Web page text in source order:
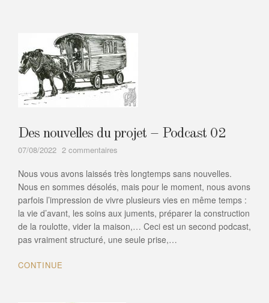
Des nouvelles du projet – Podcast 02
07/08/2022 2 commentaires
nouvelles
du
projet
–
Podcast
02
Nous vous avons laissés très longtemps sans nouvelles.
Nous en sommes désolés, mais pour le moment, nous avons
parfois l’impression de vivre plusieurs vies en même temps :
la vie d’avant, les soins aux juments, préparer la construction
de la roulotte, vider la maison,… Ceci est un second podcast,
pas vraiment structuré, une seule prise,…
CONTINUE